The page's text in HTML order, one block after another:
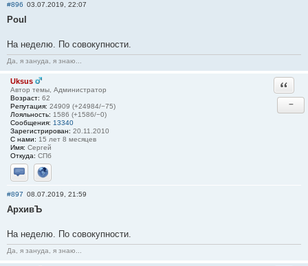
#896 03.07.2019, 22:07
Poul
На неделю. По совокупности.
Да, я зануда, я знаю...
Uksus
Автор темы, Администратор
Возраст: 62
Репутация: 24909 (+24984/−75)
Лояльность: 1586 (+1586/−0)
Сообщения: 13340
Зарегистрирован: 20.11.2010
С нами: 15 лет 8 месяцев
Имя: Сергей
Откуда: СПб
Отправить личное сообщение
Сайт
−
#897 08.07.2019, 21:59
АрхивЪ
На неделю. По совокупности.
Да, я зануда, я знаю...